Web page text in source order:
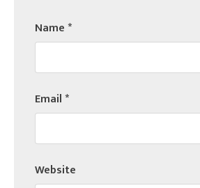
Name*
Email*
Website